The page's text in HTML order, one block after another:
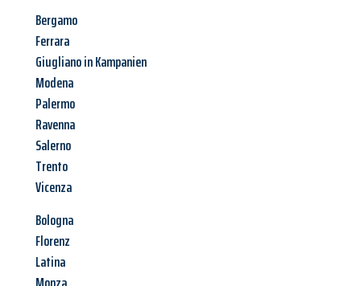
Bergamo
Ferrara
Giugliano in Kampanien
Modena
Palermo
Ravenna
Salerno
Trento
Vicenza
Bologna
Florenz
Latina